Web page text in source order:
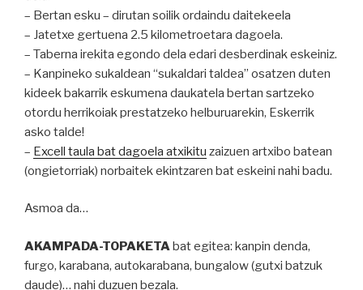
– Bertan esku – dirutan soilik ordaindu daitekeela
– Jatetxe gertuena 2.5 kilometroetara dagoela.
– Taberna irekita egondo dela edari desberdinak eskeiniz.
– Kanpineko sukaldean “sukaldari taldea” osatzen duten
kideek bakarrik eskumena daukatela bertan sartzeko
otordu herrikoiak prestatzeko helburuarekin, Eskerrik
asko talde!
– Excell taula bat dagoela atxikitu zaizuen artxibo batean
(ongietorriak) norbaitek ekintzaren bat eskeini nahi badu.
Asmoa da…
AKAMPADA-TOPAKETA bat egitea: kanpin denda,
furgo, karabana, autokarabana, bungalow (gutxi batzuk
daude)… nahi duzuen bezala.